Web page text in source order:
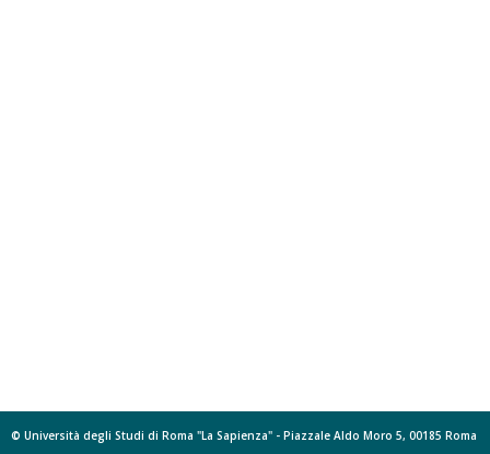
© Università degli Studi di Roma "La Sapienza" - Piazzale Aldo Moro 5, 00185 Roma